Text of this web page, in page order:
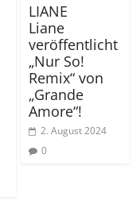
LIANE
Liane
veröffentlicht
„Nur So!
Remix“ von
„Grande
Amore“!
2. August 2024
0